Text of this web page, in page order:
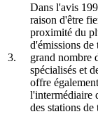
3.
Dans l'avis
raison d'être
proximité du
d'émissions de
grand nombre
spécialisés et
offre
l'intermédiaire
des stations